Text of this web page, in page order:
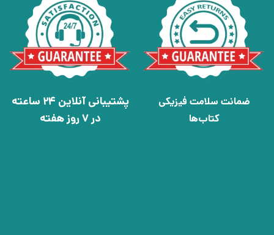
ضمانت سلامت فیزیکی
کتاب‌ها
پشتیبانی آنلاین 24 ساعته
در 7 روز هفته